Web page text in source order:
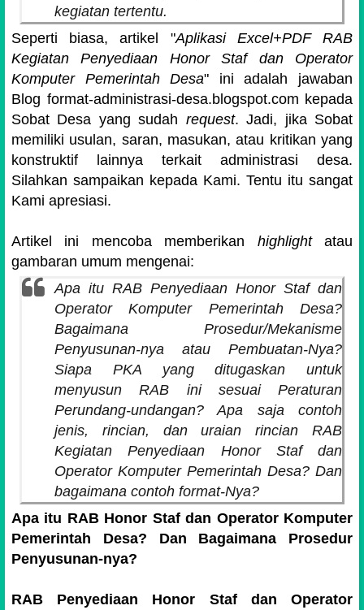
kegiatan tertentu.
Seperti biasa, artikel "Aplikasi Excel+PDF RAB
Kegiatan Penyediaan Honor Staf dan Operator
Komputer Pemerintah Desa" ini adalah jawaban
Blog format-administrasi-desa.blogspot.com kepada
Sobat Desa yang sudah request. Jadi, jika Sobat
memiliki usulan, saran, masukan, atau kritikan yang
konstruktif lainnya terkait administrasi desa.
Silahkan sampaikan kepada Kami. Tentu itu sangat
Kami apresiasi.
Artikel ini mencoba memberikan highlightatau
gambaran umum mengenai:
Apa itu RAB Penyediaan Honor Staf dan
Operator Komputer Pemerintah Desa?
Bagaimana Prosedur/Mekanisme
Penyusunan-nya atau Pembuatan-Nya?
Siapa PKA yang ditugaskan untuk
menyusun RAB ini sesuai Peraturan
Perundang-undangan? Apa saja contoh
jenis, rincian, dan uraian rincian RAB
Kegiatan Penyediaan Honor Staf dan
Operator Komputer Pemerintah Desa? Dan
bagaimana contoh format-Nya?
Apa itu RAB Honor Staf dan Operator Komputer
Pemerintah Desa? Dan Bagaimana Prosedur
Penyusunan-nya?
RAB Penyediaan Honor Staf dan Operator